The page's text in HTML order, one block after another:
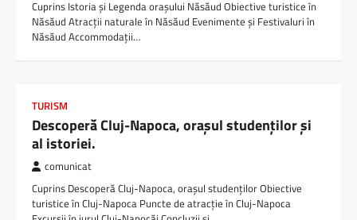
Cuprins Istoria și Legenda orașului Năsăud Obiective turistice în
Năsăud Atracții naturale în Năsăud Evenimente și Festivaluri în
Năsăud Accommodații…
TURISM
Descoperă Cluj-Napoca, orașul studenților și
al istoriei.
comunicat
Cuprins Descoperă Cluj-Napoca, orașul studenților Obiective
turistice în Cluj-Napoca Puncte de atracție în Cluj-Napoca